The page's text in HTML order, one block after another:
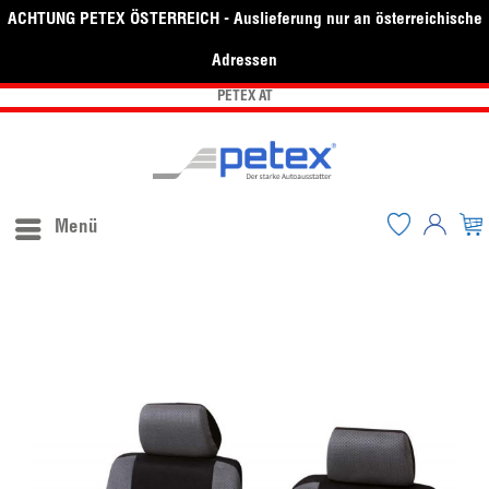
ACHTUNG PETEX ÖSTERREICH - Auslieferung nur an österreichische
Adressen
PETEX AT
Menü